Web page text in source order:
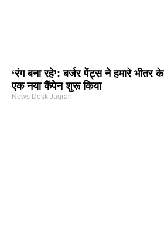
‘रंग बना रहे’: बर्जर पेंट्स ने हमारे भीतर
एक नया कैंपेन शुरू किया
News Desk Jagran